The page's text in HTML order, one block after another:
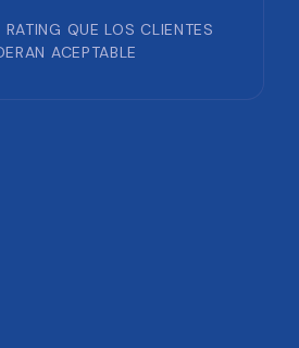
QUE LOS CLIENTES
ACEPTABLE